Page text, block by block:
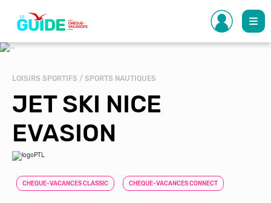
contenu
principal
LOISIRS SPORTIFS / SPORTS NAUTIQUES
JET SKI NICE
EVASION
CHEQUE-VACANCES CLASSIC CHEQUE-VACANCES CONNECT